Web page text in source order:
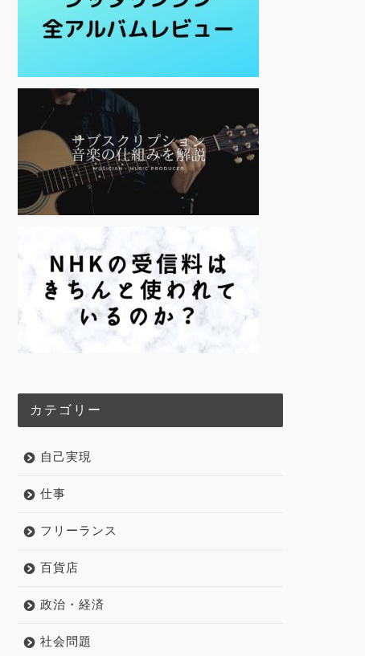
カテゴリー
自己実現
仕事
フリーランス
百貨店
政治・経済
社会問題